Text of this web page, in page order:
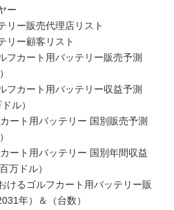
ー
リー販売代理店リスト
リー顧客リスト
フカート用バッテリー販売予測
フカート用バッテリー収益予測
ル）
ート用バッテリー 国別販売予測
ート用バッテリー 国別年間収益
万ドル）
けるゴルフカート用バッテリー販
年）＆（台数）